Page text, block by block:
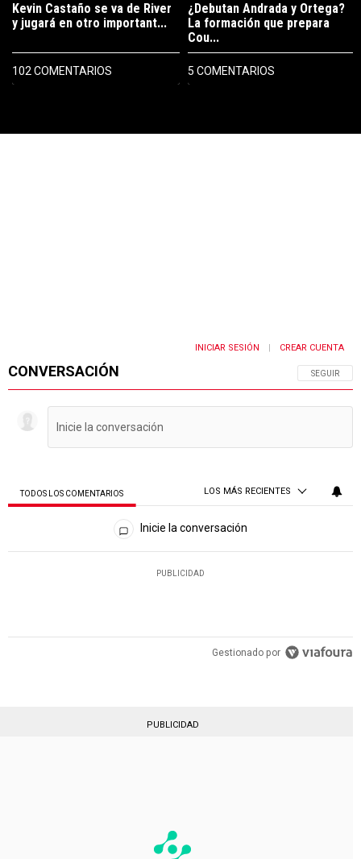
Kevin Castaño se va de River
y jugará en otro important...
102 COMENTARIOS
¿Debutan Andrada y Ortega?
La formación que prepara
Cou...
5 COMENTARIOS
CONVERSACIÓN SIGA ESTA
SEGUIR
INICIAR SESIÓN CREAR CUENTA
TODOS LOS COMENTARIOS LOS MÁS RECIENTES
Todos los comentarios
Inicie la conversación
PUBLICIDAD
Gestionado por
PUBLICIDAD